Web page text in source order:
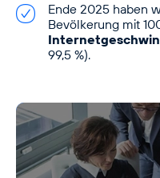
Ende 2025 haben
Bevölkerung mit
99,5 %).